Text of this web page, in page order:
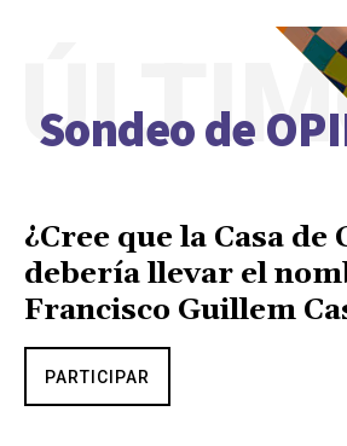
Sondeo de
¿Cree que la Casa de
debería llevar el
Francisco Guillem
PARTICIPAR